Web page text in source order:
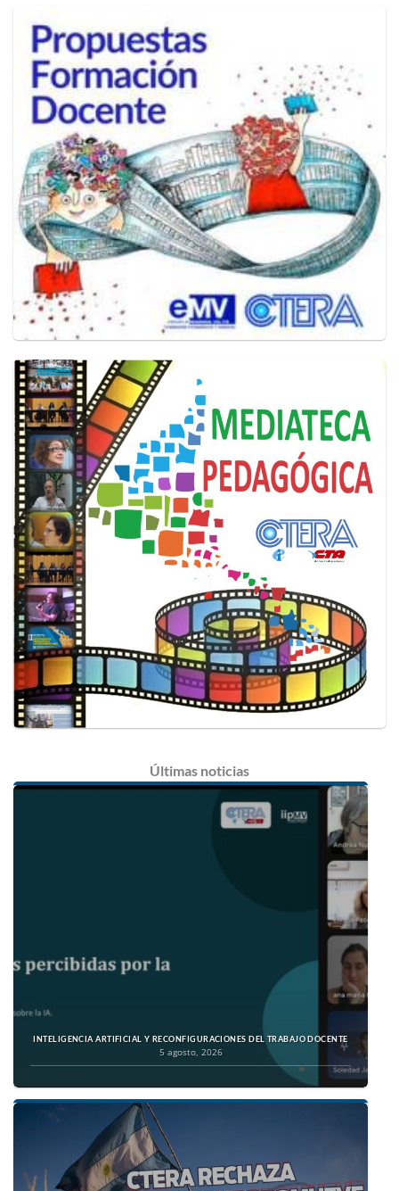
Últimas noticias
INTELIGENCIA ARTIFICIAL Y RECONFIGURACIONES DEL TRABAJO DOCENTE
5 agosto, 2026